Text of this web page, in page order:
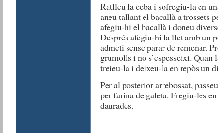
Ratlleu la ceba i sofregiu-la en
aneu tallant el bacallà a trossets
afegiu-hi el bacallà i doneu
Després afegiu-hi la llet amb un
admeti sense parar de remenar.
grumolls i no s’espesseixi. Quan
treieu-la i deixeu-la en repòs un
Per al posterior arrebossat,
per farina de galeta. Fregiu-les
daurades.